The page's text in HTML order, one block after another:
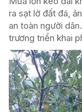
ra sạt lở đất đá,
an toàn người
trương triển khai